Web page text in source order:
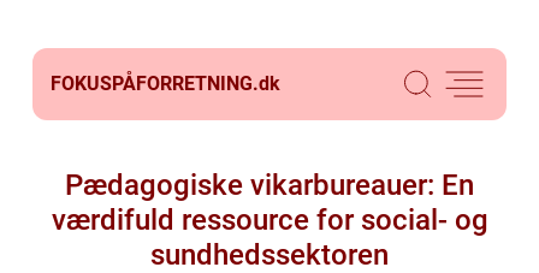
FOKUSPÅFORRETNING.dk
Pædagogiske vikarbureauer: En
værdifuld ressource for social- og
sundhedssektoren